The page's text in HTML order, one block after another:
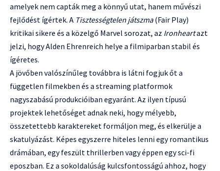
amelyek nem capták meg a könnyű utat, hanem művészi
fejlődést ígértek. A Tisztességtelen játszma(Fair Play)
kritikai sikere és a közelgő Marvel sorozat, az Ironheartazt
jelzi, hogy Alden Ehrenreich helye a filmiparban stabil és
ígéretes.
A jövőben valószínűleg továbbra is látni fogjuk őt a
független filmekben és a streaming platformok
nagyszabású produkcióiban egyaránt. Az ilyen típusú
projektek lehetőséget adnak neki, hogy mélyebb,
összetettebb karaktereket formáljon meg, és elkerülje a
skatulyázást. Képes egyszerre hiteles lenni egy romantikus
drámában, egy feszült thrillerben vagy éppen egy sci-fi
eposzban. Ez a sokoldalúság kulcsfontosságú ahhoz, hogy